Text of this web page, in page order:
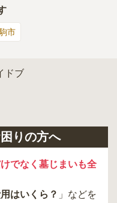
市
りの方へ
でなく墓じまいも全
はいくら？ 」などを